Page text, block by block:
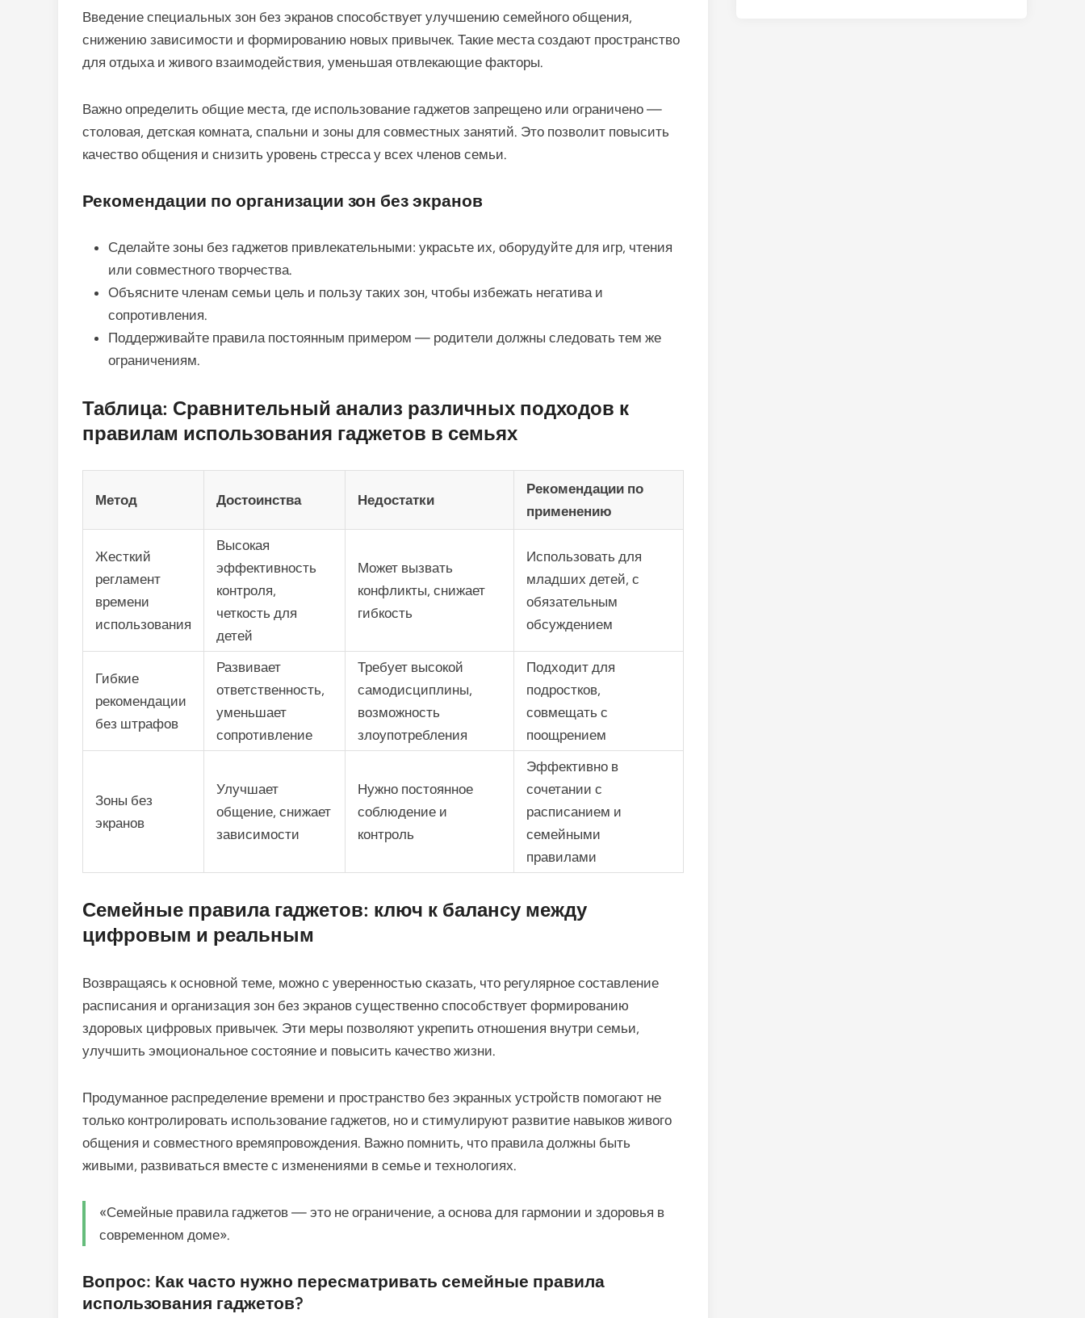
Введение специальных зон без экранов способствует улучшению семейного общения,
снижению зависимости и формированию новых привычек. Такие места создают пространство
для отдыха и живого взаимодействия, уменьшая отвлекающие факторы.
Важно определить общие места, где использование гаджетов запрещено или ограничено —
столовая, детская комната, спальни и зоны для совместных занятий. Это позволит повысить
качество общения и снизить уровень стресса у всех членов семьи.
Рекомендации по организации зон без экранов
Сделайте зоны без гаджетов привлекательными: украсьте их, оборудуйте для игр, чтения
или совместного творчества.
Объясните членам семьи цель и пользу таких зон, чтобы избежать негатива и
сопротивления.
Поддерживайте правила постоянным примером — родители должны следовать тем же
ограничениям.
Таблица: Сравнительный анализ различных подходов к
правилам использования гаджетов в семьях
Метод Достоинства Недостатки
Рекомендации по
применению
Жесткий
регламент
времени
использования
Высокая
эффективность
контроля,
четкость для
детей
Может вызвать
конфликты, снижает
гибкость
Использовать для
младших детей, с
обязательным
обсуждением
Гибкие
рекомендации
без штрафов
Развивает
ответственность,
уменьшает
сопротивление
Требует высокой
самодисциплины,
возможность
злоупотребления
Подходит для
подростков,
совмещать с
поощрением
Зоны без
экранов
Улучшает
общение, снижает
зависимости
Нужно постоянное
соблюдение и
контроль
Эффективно в
сочетании с
расписанием и
семейными
правилами
Семейные правила гаджетов: ключ к балансу между
цифровым и реальным
Возвращаясь к основной теме, можно с уверенностью сказать, что регулярное составление
расписания и организация зон без экранов существенно способствует формированию
здоровых цифровых привычек. Эти меры позволяют укрепить отношения внутри семьи,
улучшить эмоциональное состояние и повысить качество жизни.
Продуманное распределение времени и пространство без экранных устройств помогают не
только контролировать использование гаджетов, но и стимулируют развитие навыков живого
общения и совместного времяпровождения. Важно помнить, что правила должны быть
живыми, развиваться вместе с изменениями в семье и технологиях.
«Семейные правила гаджетов — это не ограничение, а основа для гармонии и здоровья в
современном доме».
Вопрос: Как часто нужно пересматривать семейные правила
использования гаджетов?